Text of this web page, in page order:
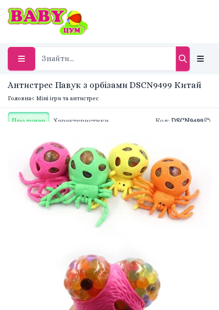
Антистрес Павук з орбізами DSCN9499 Китай
Головна< Міні ігри та антистрес
Про товар Характеристики Код: DSCN9499